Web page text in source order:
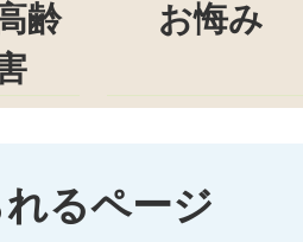
齢
お悔み
るページ